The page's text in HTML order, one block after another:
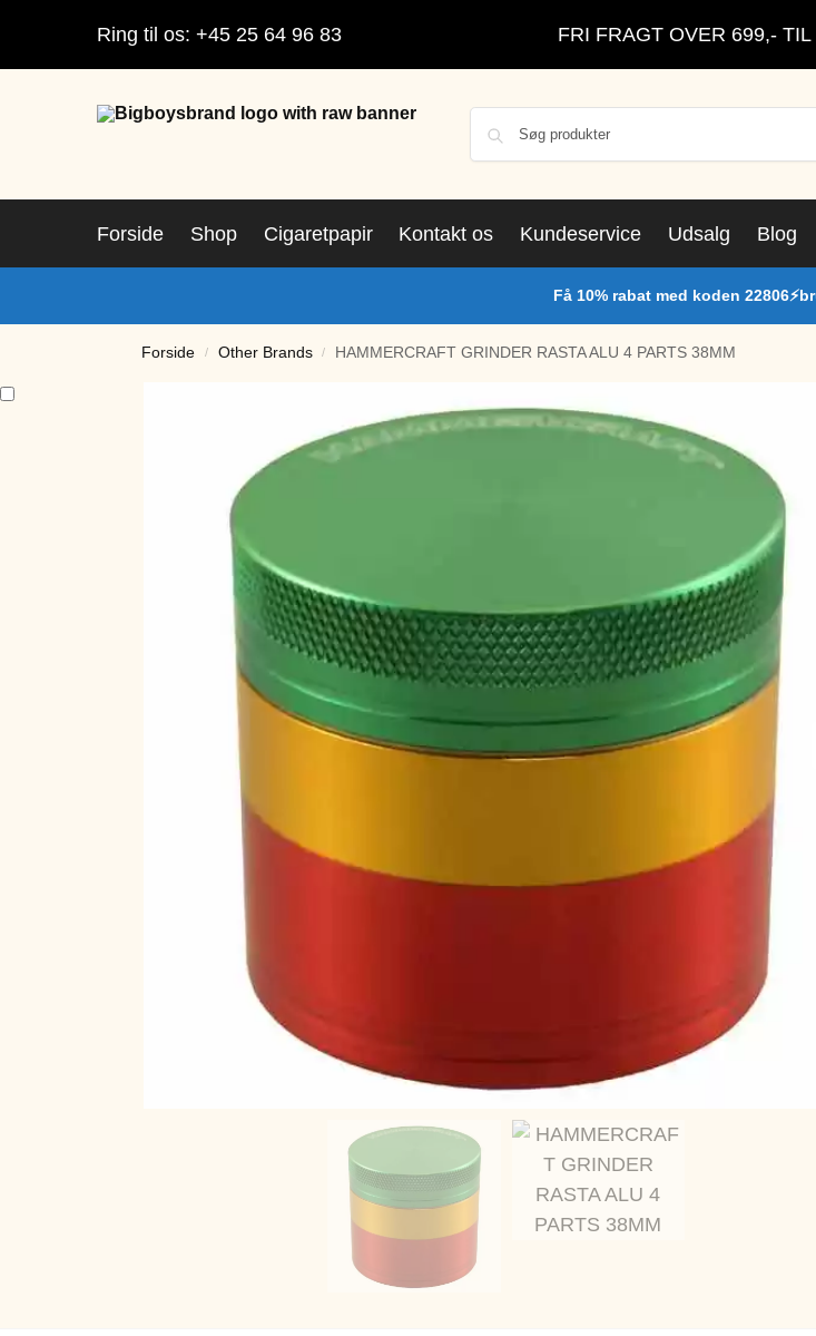
Ring til os: +45 25 64 96 83 FRI FRAGT OVER 699,-
Forside Shop Cigaretpapir Kontakt os Kundeservice Udsalg Blog
Få 10% rabat med koden
Forside / Other Brands / HAMMERCRAFT GRINDER RASTA ALU 4 PARTS 38MM